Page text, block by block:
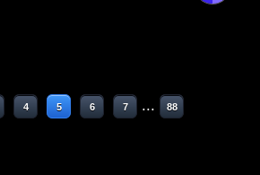
4 5 6 7 ... 88